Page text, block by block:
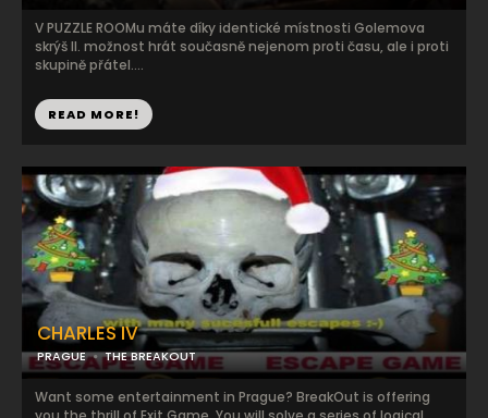
CHARLES IV
PRAGUE THE BREAKOUT
Want some entertainment in Prague? BreakOut is offering
V PUZZLE ROOMu máte díky identické místnosti Golemova
skrýš II. možnost hrát současně nejenom proti času, ale i proti
skupině přátel....
READ MORE!